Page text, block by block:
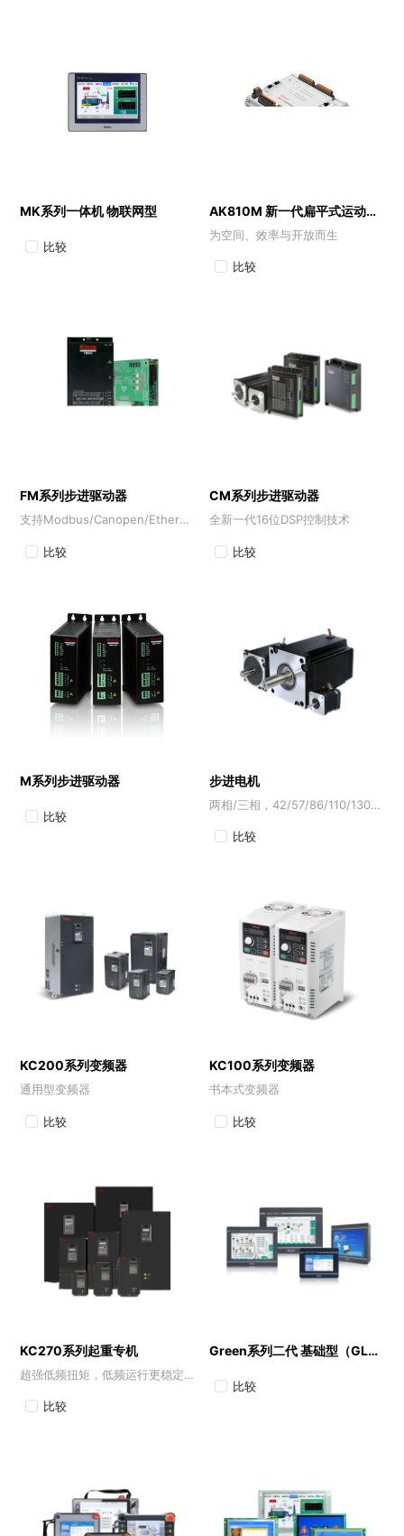
MK系列一体机 物联网型
比较
AK810M 新一代扁平式运动控制器
为空间、效率与开放而生
比较
FM系列步进驱动器
支持Modbus/Canopen/EtherCAT总线控制协议
比较
CM系列步进驱动器
全新一代16位DSP控制技术
比较
M系列步进驱动器
比较
步进电机
两相/三相，42/57/86/110/130法兰，多种电机可选
比较
KC200系列变频器
通用型变频器
比较
KC100系列变频器
书本式变频器
比较
KC270系列起重专机
超强低频扭矩，低频运行更稳定。
比较
Green系列二代 基础型（GL2）
比较